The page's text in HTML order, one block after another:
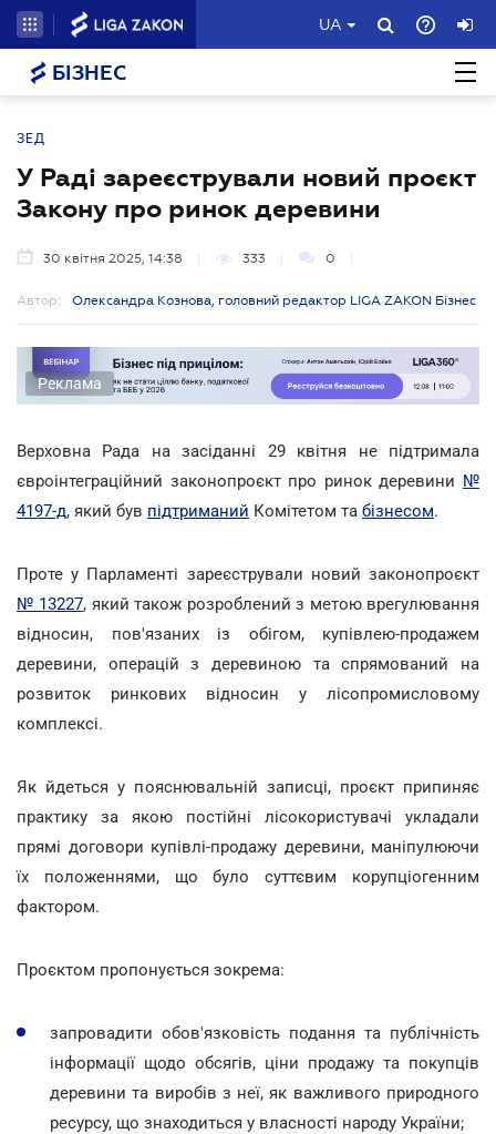
UA
БІЗНЕС
ЗЕД
У Раді зареєстрували новий проєкт
Закону про ринок деревини
30 квітня 2025, 14:38 333 0
Автор: Олександра Кознова, головний редактор LIGA ZAKON Бізнес
Реклама
Верховна Рада на засіданні 29 квітня не підтримала
євроінтеграційний законопроєкт про ринок деревини №
4197-д, який був підтриманий Комітетом та бізнесом.
Проте у Парламенті зареєстрували новий законопроєкт
№ 13227, який також розроблений з метою врегулювання
відносин, пов'язаних із обігом, купівлею-продажем
деревини, операцій з деревиною та спрямований на
розвиток ринкових відносин у лісопромисловому
комплексі.
Як йдеться у пояснювальній записці, проєкт припиняє
практику за якою постійні лісокористувачі укладали
прямі договори купівлі-продажу деревини, маніпулюючи
їх положеннями, що було суттєвим корупціогенним
фактором.
Проєктом пропонується зокрема:
запровадити обов'язковість подання та публічність
інформації щодо обсягів, ціни продажу та покупців
деревини та виробів з неї, як важливого природного
ресурсу, що знаходиться у власності народу України;